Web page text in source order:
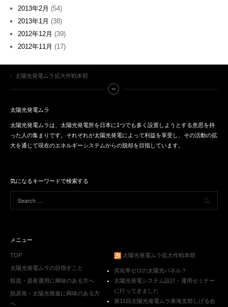
2013年2月 (54)
2013年1月 (38)
2012年12月 (39)
2012年11月 (17)
太陽光発電ムラ拡大作戦本部
太陽光発電ムラ
太陽光発電ムラは、太陽光発電所を日本に1つでも多く設置しようとする意思を持
った人の集まりです。それぞれが太陽光発電によって利益を享受し、その活動の拡
大を通じて現在のエネルギーシステムからの脱却を目指しています。
気になるキーワードで検索する
メニュー
TOP
太陽光発電ムラの目指すこと
投資・資産運用に興味のある方へ
脱原発・太陽光推進に興味のある方
へ
太陽光発電ムラ拡大作戦本部
劣化率ゼロの太陽光パネル？
太陽光発電システム設計・運用セミナー
に行ってきました
第11回太陽光発電ムラ東海支部しげる会